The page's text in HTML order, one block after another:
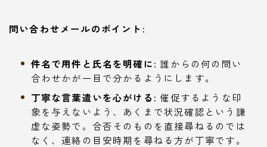
問い合わせメールのポイント:
件名で用件と氏名を明確に: 誰からの何の問い
合わせかが一目で分かるようにします。
丁寧な言葉遣いを心がける: 催促するような印
象を与えないよう、あくまで状況確認という謙
虚な姿勢で。合否そのものを直接尋ねるのでは
なく、連絡の目安時期を尋ねる方が丁寧です。